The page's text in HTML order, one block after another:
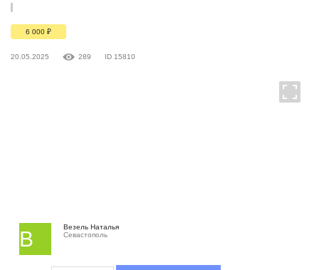
6 000 ₽
20.05.2025 289 ID 15810
В
Везель Наталья
Севастополь